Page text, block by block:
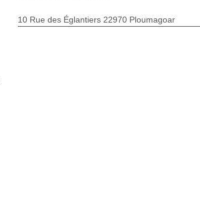
10 Rue des Églantiers 22970 Ploumagoar